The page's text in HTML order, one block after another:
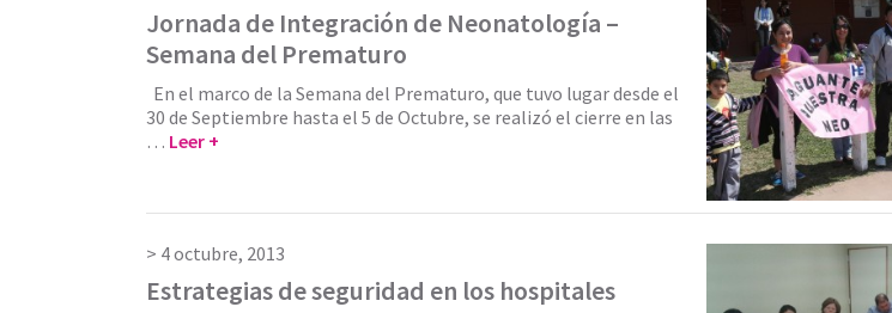
Jornada de Integración de Neonatología –
Semana del Prematuro
En el marco de la Semana del Prematuro, que tuvo lugar desde el
30 de Septiembre hasta el 5 de Octubre, se realizó el cierre en las
… Leer +
4 octubre, 2013
Estrategias de seguridad en los hospitales